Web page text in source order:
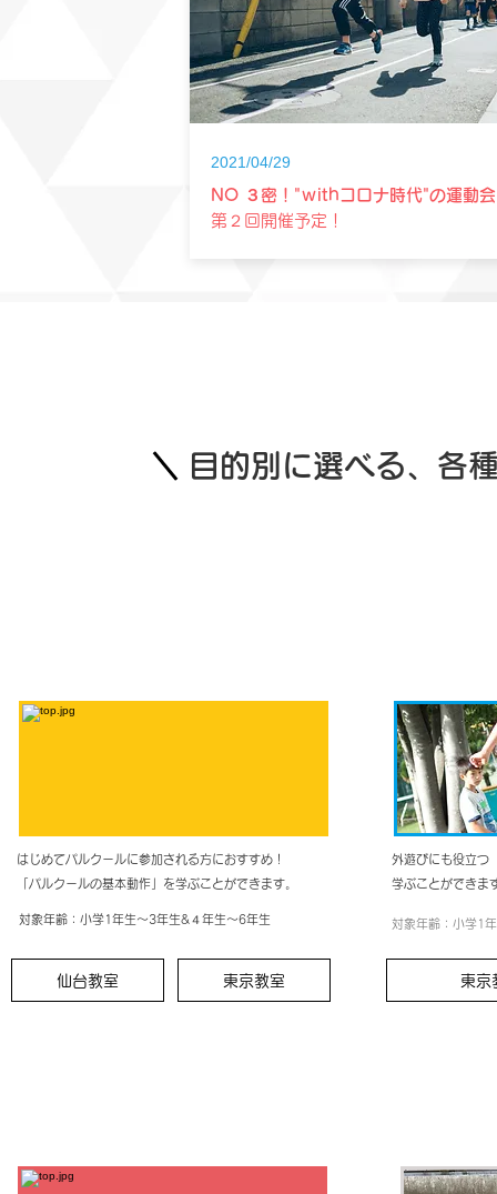
2021/04/29
NO ３密！"ｗithコロナ時代"の運動会
第２回開催予定！
目的別に選べる、各
はじめてパルクールに参加される方におすすめ！
「パルクールの基本動作」を学ぶことができます。
​対象年齢：小学1年生〜3年生&４年生〜6年生
仙台教室 東京教室
対象年齢：小学1
外遊びにも役立つ
学ぶことができま
東京